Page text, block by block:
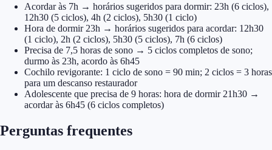
Acordar às 7h → horários sugeridos para dormir: 23h (6 ciclos),
12h30 (5 ciclos), 4h (2 ciclos), 5h30 (1 ciclo)
Hora de dormir 23h → horários sugeridos para acordar: 12h30
(1 ciclo), 2h (2 ciclos), 5h30 (5 ciclos), 7h (6 ciclos)
Precisa de 7,5 horas de sono → 5 ciclos completos de sono;
durmo às 23h, acordo às 6h45
Cochilo revigorante: 1 ciclo de sono = 90 min; 2 ciclos = 3 horas
para um descanso restaurador
Adolescente que precisa de 9 horas: hora de dormir 21h30 →
acordar às 6h45 (6 ciclos completos)
Perguntas frequentes